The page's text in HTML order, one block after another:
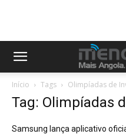
Início Tags Olimpíadas de
Tag: Olimpíadas
Samsung lança aplicativo